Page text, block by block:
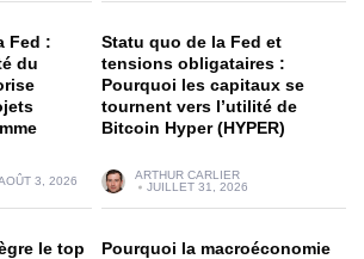
Fed :
du
3, 2026
Statu quo de la Fed et
tensions obligataires :
Pourquoi les capitaux se
tournent vers l’utilité de
Bitcoin Hyper (HYPER)
ARTHUR CARLIER
JUILLET 31, 2026
le top
Pourquoi la macroéconomie